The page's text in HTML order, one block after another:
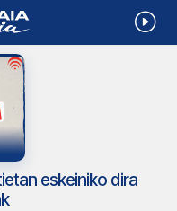
eskeiniko dira